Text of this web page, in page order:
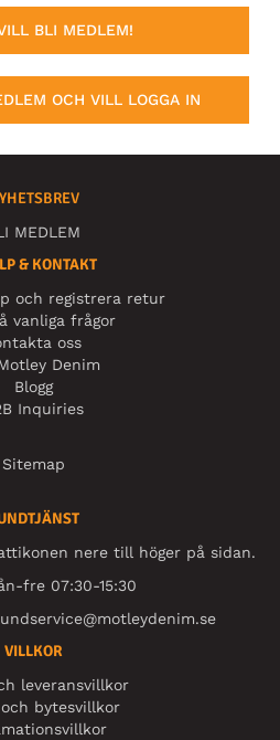
BLI MEDLEM!
OCH VILL LOGGA IN
MEDLEM
& KONTAKT
och registrera retur
vanliga frågor
oss
Denim
Blogg
Inquiries
Sitemap
nere till höger på sidan.
fre 07:30-15:30
VILLKOR
leveransvillkor
bytesvillkor